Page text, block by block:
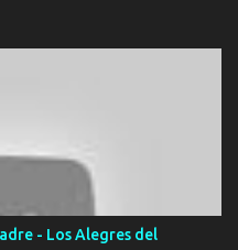
Pura GENTE DE LA RANA 🐸
TIJUANA Música Al
necesidad no porque
- Los Alegres del